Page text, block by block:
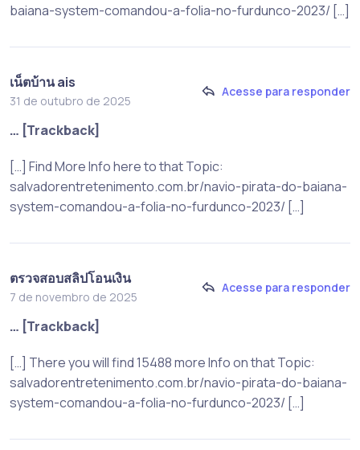
baiana-system-comandou-a-folia-no-furdunco-2023/ […]
เน็ตบ้าน ais
31 de outubro de 2025
Acesse para responder
… [Trackback]
[…] Find More Info here to that Topic:
salvadorentretenimento.com.br/navio-pirata-do-baiana-
system-comandou-a-folia-no-furdunco-2023/ […]
ตรวจสอบสลิปโอนเงิน
7 de novembro de 2025
Acesse para responder
… [Trackback]
[…] There you will find 15488 more Info on that Topic:
salvadorentretenimento.com.br/navio-pirata-do-baiana-
system-comandou-a-folia-no-furdunco-2023/ […]